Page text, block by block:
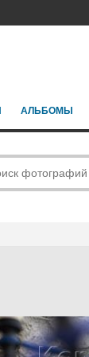
АЛЬБОМЫ